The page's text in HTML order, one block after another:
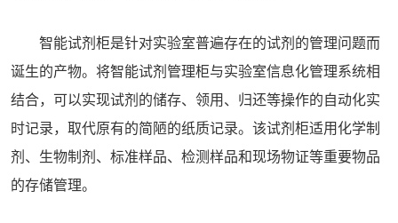
智能试剂柜是针对实验室普遍存在的试剂的管理问题而
诞生的产物。将智能试剂管理柜与实验室信息化管理系统相
结合，可以实现试剂的储存、领用、归还等操作的自动化实
时记录，取代原有的简陋的纸质记录。该试剂柜适用化学制
剂、生物制剂、标准样品、检测样品和现场物证等重要物品
的存储管理。